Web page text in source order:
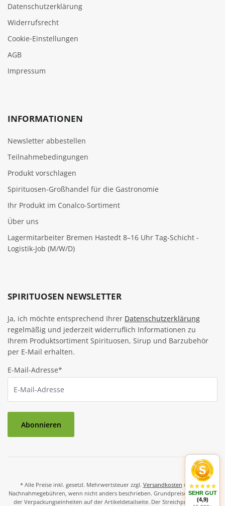
Datenschutzerklärung
Widerrufsrecht
Cookie‑Einstellungen
AGB
Impressum
INFORMATIONEN
Newsletter abbestellen
Teilnahmebedingungen
Produkt vorschlagen
Spirituosen-Großhandel für die Gastronomie
Ihr Produkt im Conalco-Sortiment
Über uns
Lagermitarbeiter Bremen Hastedt 8–16 Uhr Tag-Schicht -
Logistik-Job (M/W/D)
SPIRITUOSEN NEWSLETTER
Ja, ich möchte entsprechend Ihrer Datenschutzerklärung
regelmäßig und jederzeit widerruflich Informationen zu
Ihrem Produktsortiment Spirituosen, Sirup und Barzubehör
per E-Mail erhalten.
E-Mail-Adresse*
Abonnieren
* Alle Preise inkl. gesetzl. Mehrwertsteuer zzgl. Versandkosten und ggf.
Nachnahmegebühren, wenn nicht anders beschrieben. Grundpreise und Preise
der Verpackungseinheiten auf der Artikeldetailseite. Der Streichpreis ist der
SEHR GUT
(4,9)